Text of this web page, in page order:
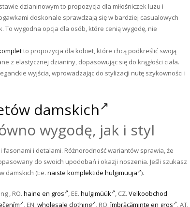
dzianinowym to propozycja dla miłośniczek luzu i
doskonale sprawdzają się w bardziej casualowych
wygodna opcja dla osób, które cenią wygodę, nie
to propozycja dla kobiet, które chcą podkreślić swoją
z elastycznej dzianiny, dopasowując się do krągłości ciała.
wyjścia, wprowadzając do stylizacji nutę szykowności i
damskich
wygodę, jak i styl
i detalami. Różnorodność wariantów sprawia, że
do swoich upodobań i okazji noszenia. Jeśli szukasz
damskich (Ee. naiste komplektide hulgimüüja ).
, RO. haine en gros , EE. hulgimüük , CZ. Velkoobchod
, EN. wholesale clothing , RO.îmbrăcăminte en gros , AT.